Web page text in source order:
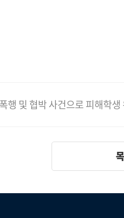
행 및 협박 사건으로 피해학